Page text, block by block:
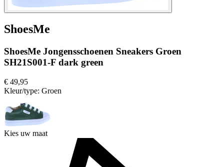
ShoesMe
ShoesMe Jongensschoenen Sneakers Groen
SH21S001-F dark green
€ 49,95
Kleur/type: Groen
Kies uw maat